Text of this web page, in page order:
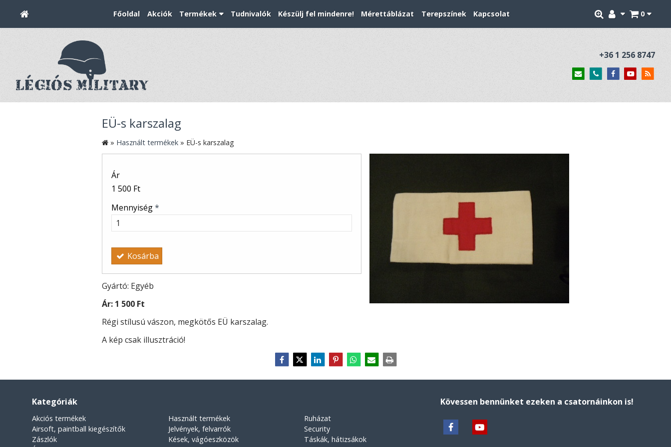
0
Főoldal Akciók Termékek Tudnivalók Készülj fel mindenre! Mérettáblázat Terepszínek Kapcsolat
+36 1 256 8747
EÜ-s karszalag
» Használt termékek » EÜ-s karszalag
Ár
1 500 Ft
Mennyiség*
Kosárba
Gyártó: Egyéb
Ár: 1 500 Ft
Régi stílusú vászon, megkötős EÜ karszalag.
A kép csak illusztráció!
Kategóriák
Akciós termékek
Airsoft, paintball kiegészítők
Zászlók
Használt termékek
Jelvények, felvarrók
Kések, vágóeszközök
Ruházat
Security
Táskák, hátizsákok
Kövessen bennünket ezeken a csatornáinkon is!